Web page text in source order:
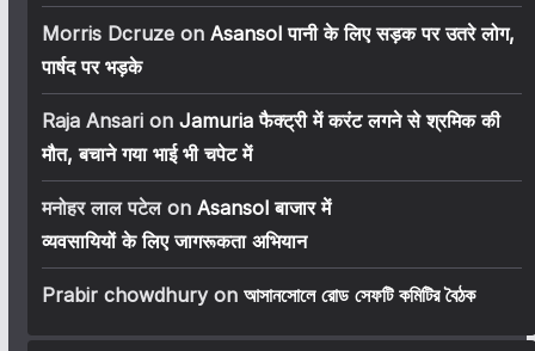
Morris Dcruzeon Asansol पानी के लिए सड़क पर उतरे लोग,
पार्षद पर भड़के
Raja Ansarion Jamuria फैक्ट्री में करंट लगने से श्रमिक की
मौत, बचाने गया भाई भी चपेट में
मनोहर लाल पटेलon Asansol बाजार में
व्यवसायियों के लिए जागरूकता अभियान
Prabir chowdhuryon আসানসোলে রোড সেফটি কমিটির বৈঠক